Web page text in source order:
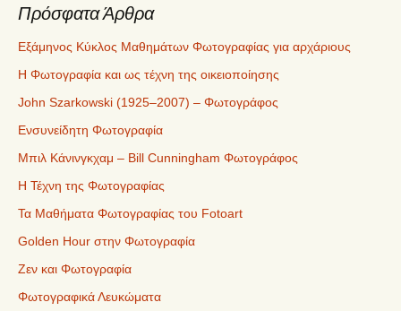
Πρόσφατα Άρθρα
Εξάμηνος Κύκλος Μαθημάτων Φωτογραφίας για αρχάριους
Η Φωτογραφία και ως τέχνη της οικειοποίησης
John Szarkowski (1925–2007) – Φωτογράφος
Ενσυνείδητη Φωτογραφία
Μπιλ Κάνινγκχαμ – Bill Cunningham Φωτογράφος
Η Τέχνη της Φωτογραφίας
Τα Μαθήματα Φωτογραφίας του Fotoart
Golden Hour στην Φωτογραφία
Ζεν και Φωτογραφία
Φωτογραφικά Λευκώματα